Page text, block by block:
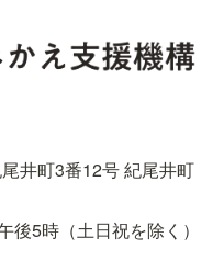
井町3番12号 紀尾井町
5時（土日祝を除く）